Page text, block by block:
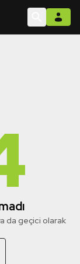
da geçici olarak